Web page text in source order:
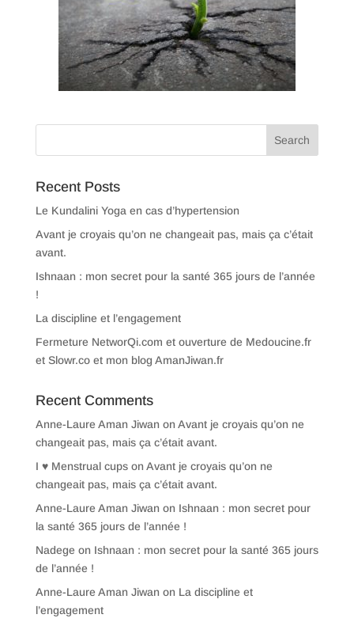
Recent Posts
Le Kundalini Yoga en cas d’hypertension
Avant je croyais qu’on ne changeait pas, mais ça c’était
avant.
Ishnaan : mon secret pour la santé 365 jours de l’année
!
La discipline et l’engagement
Fermeture NetworQi.com et ouverture de Medoucine.fr
et Slowr.co et mon blog AmanJiwan.fr
Recent Comments
Anne-Laure Aman Jiwan on Avant je croyais qu’on ne
changeait pas, mais ça c’était avant.
I ♥ Menstrual cupson Avant je croyais qu’on ne
changeait pas, mais ça c’était avant.
Anne-Laure Aman Jiwan on Ishnaan : mon secret pour
la santé 365 jours de l’année !
Nadege on Ishnaan : mon secret pour la santé 365 jours
de l’année !
Anne-Laure Aman Jiwan on La discipline et
l’engagement